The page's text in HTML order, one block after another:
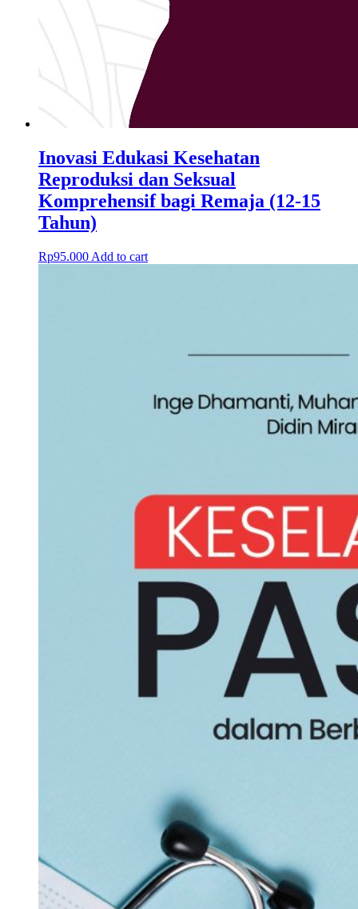
Inovasi Edukasi Kesehatan
Reproduksi dan Seksual
Komprehensif bagi Remaja (12-15
Tahun)
Rp95.000 Add to cart